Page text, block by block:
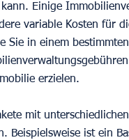
Einige
variable Kosten für
Sie in einem
erzielen.
mit
Beispielsweise ist ein